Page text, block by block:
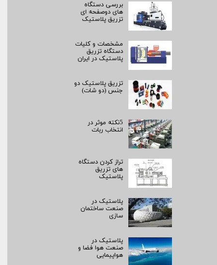
بررسی دستگاه
های دوصفحه ای
تزریق پلاستیک
مشخصات و کلیات
دستگاه تزریق
پلاستیک در ایران
تزریق پلاستیک دو
جنس (دو شات)
5نکته موثر در
انتخاب ربات
تراز کردن دستگاه
های تزریق
پلاستیک
پلاستیک در
صنعت ساختمان
سازی
پلاستیک در
صنعت هوا فضا و
هواپیمایی